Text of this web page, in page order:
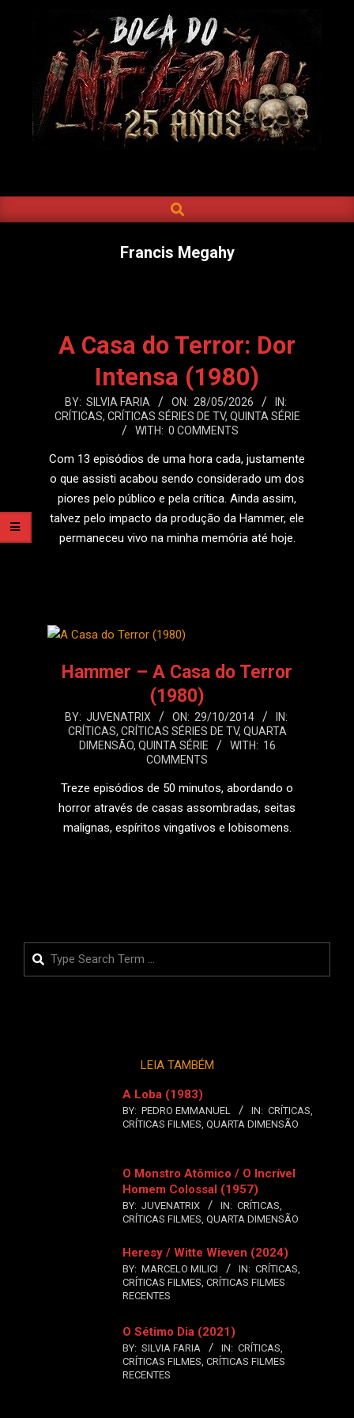
DO
INFERNO
Navigation
SEARCH
Francis Megahy
A Casa do Terror: Dor
Intensa (1980)
2026-
05-
BY: SILVIA FARIA ON: 28/05/2026
IN:
CRÍTICAS, CRÍTICAS SÉRIES DE TV, QUINTA SÉRIE
WITH: 0 COMMENTS
Com 13 episódios de uma hora cada, justamente
o que assisti acabou sendo considerado um dos
piores pelo público e pela crítica. Ainda assim,
talvez pelo impacto da produção da Hammer, ele
permaneceu vivo na minha memória até hoje.
Hammer – A Casa do Terror
(1980)
2014-
BY: JUVENATRIX ON: 29/10/2014
IN:
CRÍTICAS, CRÍTICAS SÉRIES DE TV, QUARTA
DIMENSÃO, QUINTA SÉRIE WITH: 16
COMMENTS
Treze episódios de 50 minutos, abordando o
horror através de casas assombradas, seitas
malignas, espíritos vingativos e lobisomens.
Search
LEIA TAMBÉM
A Loba (1983)
BY: PEDRO EMMANUEL IN: CRÍTICAS,
CRÍTICAS FILMES, QUARTA DIMENSÃO
O Monstro Atômico / O Incrível
Homem Colossal (1957)
BY: JUVENATRIX IN: CRÍTICAS,
CRÍTICAS FILMES, QUARTA DIMENSÃO
Heresy / Witte Wieven (2024)
BY: MARCELO MILICI IN: CRÍTICAS,
CRÍTICAS FILMES, CRÍTICAS FILMES
RECENTES
O Sétimo Dia (2021)
BY: SILVIA FARIA IN: CRÍTICAS,
CRÍTICAS FILMES, CRÍTICAS FILMES
RECENTES